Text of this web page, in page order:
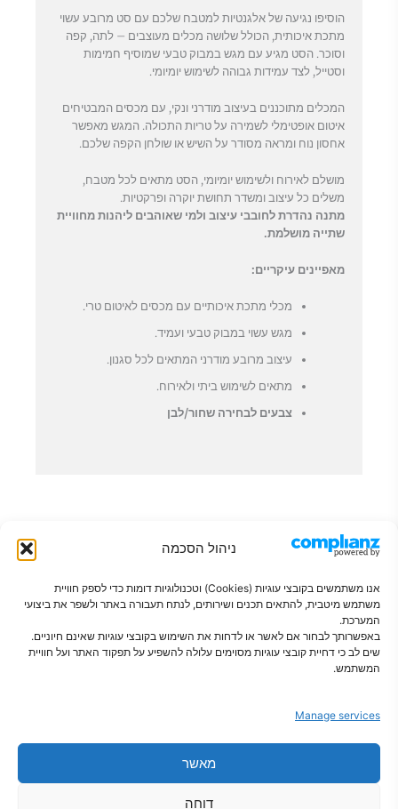
ניהול הסכמה
אנו משתמשים בקובצי עוגיות (Cookies) וטכנולוגיות דומות כדי לספק חוויית
משתמש מיטבית, להתאים תכנים ושירותים, לנתח תעבורה באתר ולשפר את ביצועי
המערכת.
באפשרותך לבחור אם לאשר או לדחות את השימוש בקובצי עוגיות שאינם חיוניים.
שים לב כי דחיית קובצי עוגיות מסוימים עלולה להשפיע על תפקוד האתר ועל חוויית
המשתמש.
Manage services
מאשר
דוחה
הוסיפו נגיעה של אלגנטיות למטבח שלכם עם סט מרובע עשוי
מתכת איכותית, הכולל שלושה מכלים מעוצבים – לתה, קפה
וסוכר. הסט מגיע עם מגש במבוק טבעי שמוסיף חמימות
וסטייל, לצד עמידות גבוהה לשימוש יומיומי.
המכלים מתוכננים בעיצוב מודרני ונקי, עם מכסים המבטיחים
איטום אופטימלי לשמירה על טריות התכולה. המגש מאפשר
אחסון נוח ומראה מסודר על השיש או שולחן הקפה שלכם.
מושלם לאירוח ולשימוש יומיומי, הסט מתאים לכל מטבח,
משלים כל עיצוב ומשדר תחושת יוקרה ופרקטיות.
מתנה נהדרת לחובבי עיצוב ולמי שאוהבים ליהנות מחוויית
שתייה מושלמת.
מאפיינים עיקריים:
מכלי מתכת איכותיים עם מכסים לאיטום טרי.
מגש עשוי במבוק טבעי ועמיד.
עיצוב מרובע מודרני המתאים לכל סגנון.
מתאים לשימוש ביתי ולאירוח.
צבעים לבחירה שחור/לבן
פתרונות חכמים לבית מסודר
מדיניות קוקיז